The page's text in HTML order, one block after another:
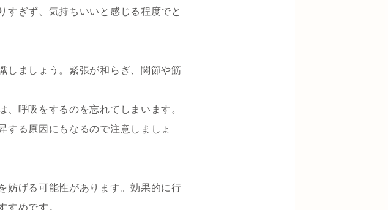
すぎず、気持ちいいと感じる程度でと
しましょう。緊張が和らぎ、関節や筋
呼吸をするのを忘れてしまいます。
る原因にもなるので注意しましょ
妨げる可能性があります。効果的に行
めです。